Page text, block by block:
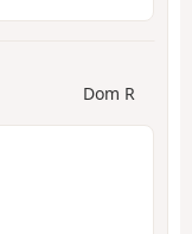
Dom R